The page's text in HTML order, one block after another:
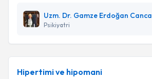
Uzm. Dr. Gamze Erdoğan Canca
Psikiyatri
Hipertimi ve hipomani